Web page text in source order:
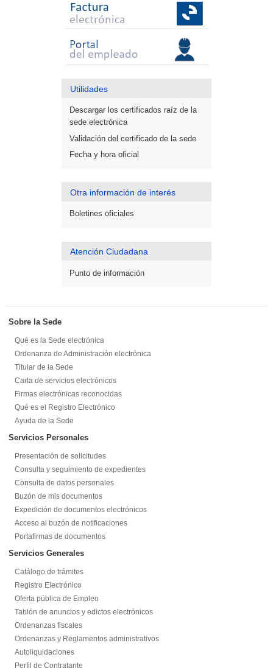
Utilidades
Descargar los certificados raíz de la
sede electrónica
Validación del certificado de la sede
Fecha y hora oficial
Otra información de interés
Boletines oficiales
Atención Ciudadana
Punto de información
Sobre la Sede
Qué es la Sede electrónica
Ordenanza de Administración electrónica
Titular de la Sede
Carta de servicios electrónicos
Firmas electrónicas reconocidas
Qué es el Registro Electrónico
Ayuda de la Sede
Servicios Personales
Presentación de solicitudes
Consulta y seguimiento de expedientes
Consulta de datos personales
Buzón de mis documentos
Expedición de documentos electrónicos
Acceso al buzón de notificaciones
Portafirmas de documentos
Servicios Generales
Catálogo de trámites
Registro Electrónico
Oferta pública de Empleo
Tablón de anuncios y edictos electrónicos
Ordenanzas fiscales
Ordenanzas y Reglamentos administrativos
Autoliquidaciones
Perfil de Contratante